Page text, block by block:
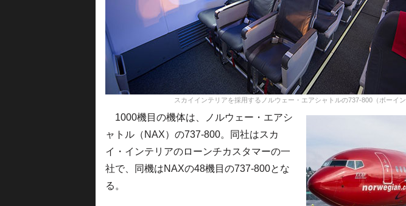
スカイインテリアを採用するノルウェー・エアシャトルの737-800（ボーイン
1000機目の機体は、ノルウェー・エアシ
ャトル（NAX）の737-800。同社はスカ
イ・インテリアのローンチカスタマーの一
社で、同機はNAXの48機目の737-800とな
る。